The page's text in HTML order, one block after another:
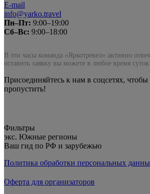
E-mail
info@yarko.travel
Пн–Пт: 9:00–19:00
Сб–Вс: 9:00–18:00
В эти часы команда «Яркотревел» активно
оставить заявку вы можете в любое время
Присоединяйтесь к нам в соцсетях,
пропустить!
Фильтры
экс. Южные регионы
Ваш гид по РФ и зарубежью
Политика обработки персональных
Оферта для организаторов